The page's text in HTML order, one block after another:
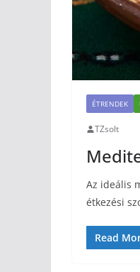
ÉTRENDEK
TZsolt
Az ideális
étkezési
Read